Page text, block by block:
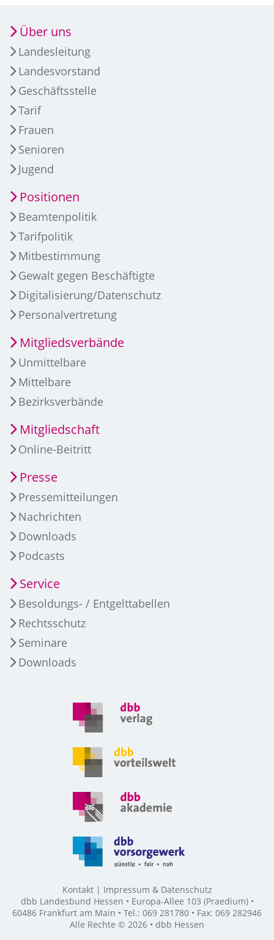
Über uns
Landesleitung
Landesvorstand
Geschäftsstelle
Tarif
Frauen
Senioren
Jugend
Positionen
Beamtenpolitik
Tarifpolitik
Mitbestimmung
Gewalt gegen Beschäftigte
Digitalisierung/Datenschutz
Personalvertretung
Mitgliedsverbände
Unmittelbare
Mittelbare
Bezirksverbände
Mitgliedschaft
Online-Beitritt
Presse
Pressemitteilungen
Nachrichten
Downloads
Podcasts
Service
Besoldungs- / Entgelttabellen
Rechtsschutz
Seminare
Downloads
Kontakt
Impressum & Datenschutz
dbb Landesbund Hessen • Europa-Allee 103 (Praedium) •
60486 Frankfurt am Main • Tel.: 069 281780 • Fax: 069 282946
Alle Rechte © 2026 • dbb Hessen